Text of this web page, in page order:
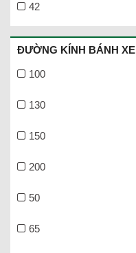
42
ĐƯỜNG KÍNH BÁNH XE
100
130
150
200
50
65